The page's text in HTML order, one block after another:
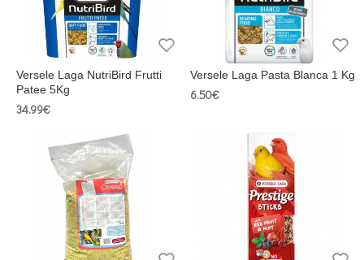
Versele Laga NutriBird Frutti
Patee 5Kg
34.99€
Versele Laga Pasta Blanca 1 Kg
6.50€